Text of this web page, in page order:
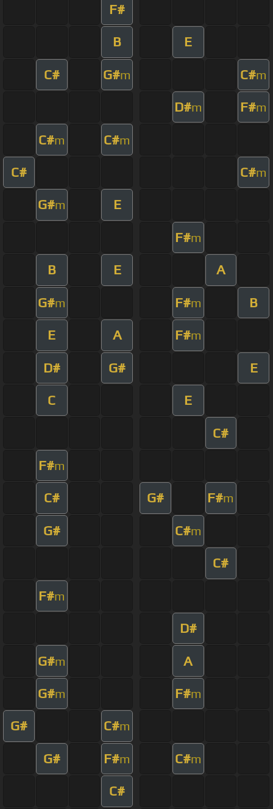
F#
B E
C# G#m C#m
D#m F#m
C#m C#m
C# C#m
G#m E
F#m
B E A
G#m F#m B
E A F#m
D# G# E
C E
C#
F#m
C# G# F#m
G# C#m
C#
F#m
D#
G#m A
G#m F#m
G# C#m
G# F#m C#m
C#